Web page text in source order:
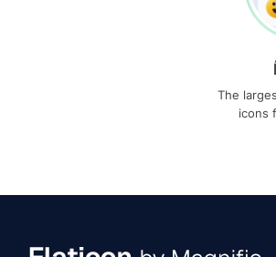
The
icons